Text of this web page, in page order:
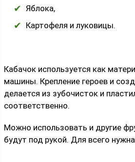
Яблока,
Картофеля и луковицы.
Кабачок используется как
машины. Крепление героев и
делается из зубочисток и
соответственно.
Можно использовать и другие
будут под рукой. Для всего